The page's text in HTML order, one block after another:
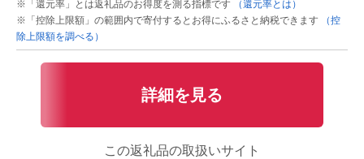
※「還元率」とは返礼品のお得度を測る指標です
（還元率とは）
※「控除上限額」の範囲内で寄付するとお得にふるさと納税できます
（控
除上限額を調べる）
詳細を見る
この返礼品の取扱いサイト